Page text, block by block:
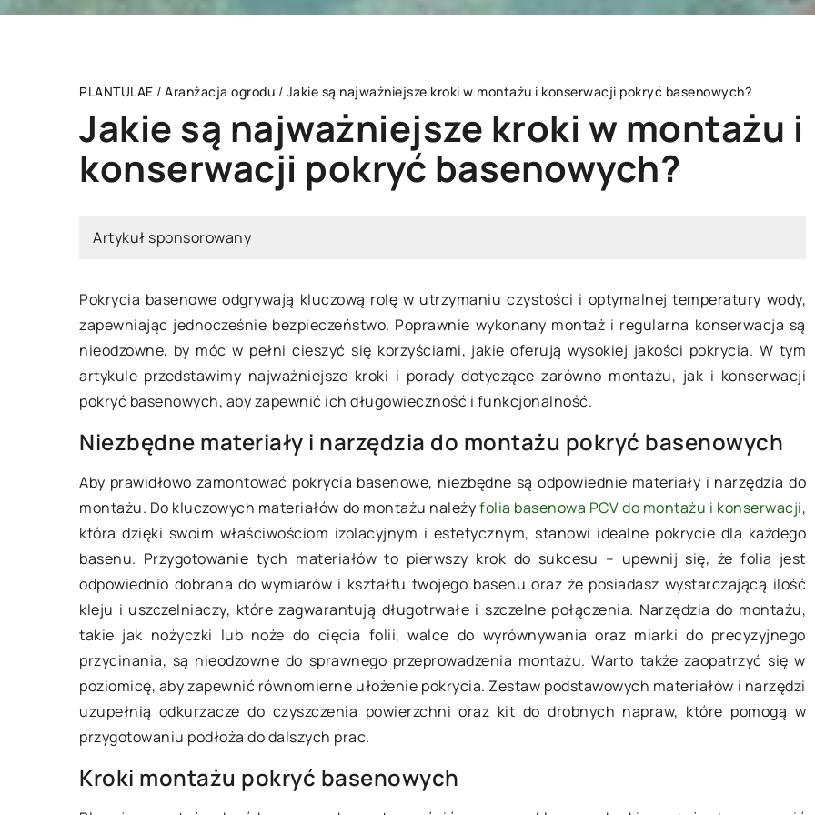
PLANTULAE / Aranżacja ogrodu / Jakie są najważniejsze kroki w montażu i konserwacji pokryć basenowych?
Jakie są najważniejsze kroki w montażu i
konserwacji pokryć basenowych?
Artykuł sponsorowany
Pokrycia basenowe odgrywają kluczową rolę w utrzymaniu czystości i optymalnej temperatury wody,
zapewniając jednocześnie bezpieczeństwo. Poprawnie wykonany montaż i regularna konserwacja są
nieodzowne, by móc w pełni cieszyć się korzyściami, jakie oferują wysokiej jakości pokrycia. W tym
artykule przedstawimy najważniejsze kroki i porady dotyczące zarówno montażu, jak i konserwacji
pokryć basenowych, aby zapewnić ich długowieczność i funkcjonalność.
Niezbędne materiały i narzędzia do montażu pokryć basenowych
Aby prawidłowo zamontować pokrycia basenowe, niezbędne są odpowiednie materiały i narzędzia do
montażu. Do kluczowych materiałów do montażu należyfolia basenowa PCV do montażu i konserwacji,
która dzięki swoim właściwościom izolacyjnym i estetycznym, stanowi idealne pokrycie dla każdego
basenu. Przygotowanie tych materiałów to pierwszy krok do sukcesu – upewnij się, że folia jest
odpowiednio dobrana do wymiarów i kształtu twojego basenu oraz że posiadasz wystarczającą ilość
kleju i uszczelniaczy, które zagwarantują długotrwałe i szczelne połączenia. Narzędzia do montażu,
takie jak nożyczki lub noże do cięcia folii, walce do wyrównywania oraz miarki do precyzyjnego
przycinania, są nieodzowne do sprawnego przeprowadzenia montażu. Warto także zaopatrzyć się w
poziomicę, aby zapewnić równomierne ułożenie pokrycia. Zestaw podstawowych materiałów i narzędzi
uzupełnią odkurzacze do czyszczenia powierzchni oraz kit do drobnych napraw, które pomogą w
przygotowaniu podłoża do dalszych prac.
Kroki montażu pokryć basenowych
AKCESORIA OGRODOWE
05 czerwca 2024
Zastosowanie systemów
nawadniających w efektywnym
zarządzaniu ogrodem
Odkryj różne sposoby efektywnego
zarządzania ogrodem dzięki
zastosowaniu nowoczesnych
systemów nawadniających.
Przeczytaj, jak zarządzać zasobami
wody i poprawić zdrowie Twoich
OGRÓD WARZYWNY
20 maja 2024
Czy ekologiczne środki ochrony
szkodnikami?
Odkryj rzetelne informacje na temat
efektywności ekologicznych środków
ochrony roślin w walce ze
szkodnikami. Dowiedz się, czy
naturalne metody mogą konkurować
z tradycyjnymi środkami.
INNE
07 czerwca 2024
Jak ekologiczne i zdrowe
ogrzewanie może zmienić
mieszkanie?
Odkryj korzyści związane z
ekologicznym i zdrowym
ogrzewaniem. Dowiedz się, w
sposób może to wpływać na
życia w twoim mieszkaniu.